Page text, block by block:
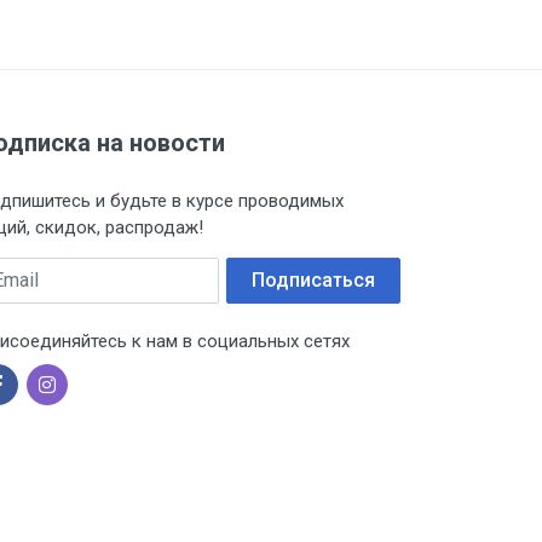
9
ТС (ЕАЭС). Сведения о номере
документации к
на новости
и будьте в курсе проводимых
скидок, распродаж!
Подписаться
к нам в социальных сетях